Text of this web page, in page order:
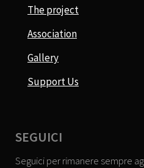
The project
Association
Gallery
Support Us
SEGUICI
Seguici per rimanere sempre